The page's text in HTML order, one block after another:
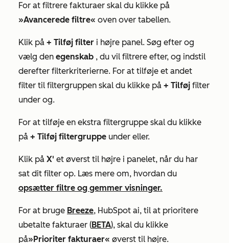
For at filtrere fakturaer skal du klikke på
»Avancerede filtre« oven over tabellen.
Klik på + Tilføj filter i højre panel. Søg efter og
vælg den egenskab , du vil filtrere efter, og indstil
derefter filterkriterierne. For at tilføje et andet
filter til filtergruppen skal du klikke på + Tilføj filter
under og.
For at tilføje en ekstra filtergruppe skal du klikke
på + Tilføj filtergruppe under eller.
Klik på X' et øverst til højre i panelet, når du har
sat dit filter op. Læs mere om, hvordan du
opsætter filtre og gemmer visninger.
For at bruge Breeze, HubSpot ai, til at prioritere
ubetalte fakturaer (BETA), skal du klikke
på»Prioriter fakturaer« øverst til højre.